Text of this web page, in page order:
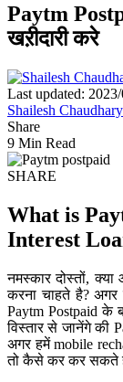
Paytm
खऱीदारी करे
Last updated:
Shailesh Chaudhary
Share
9 Min Read
SHARE
What is
Interest
नमस्कार दोस्तों,
करना चाहते है?
Paytm Postpaid के
विस्तार से जानेंगे की
अगर हमें mobile
तो कैसे कर कर सकते